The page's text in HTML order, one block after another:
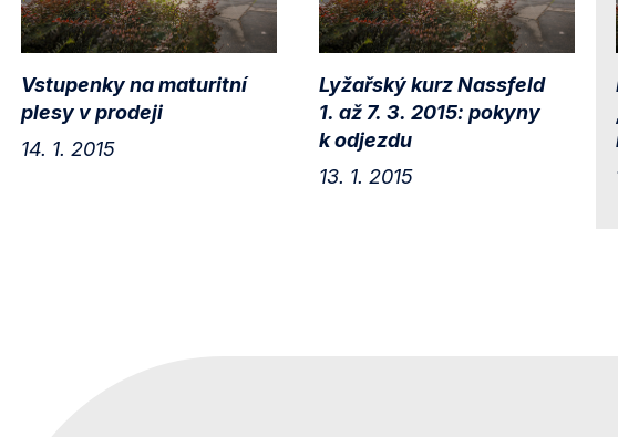
Vstupenky na maturitní
plesy v prodeji
14. 1. 2015
Lyžařský kurz Nassfeld
1. až 7. 3. 2015: pokyny
k odjezdu
13. 1. 2015